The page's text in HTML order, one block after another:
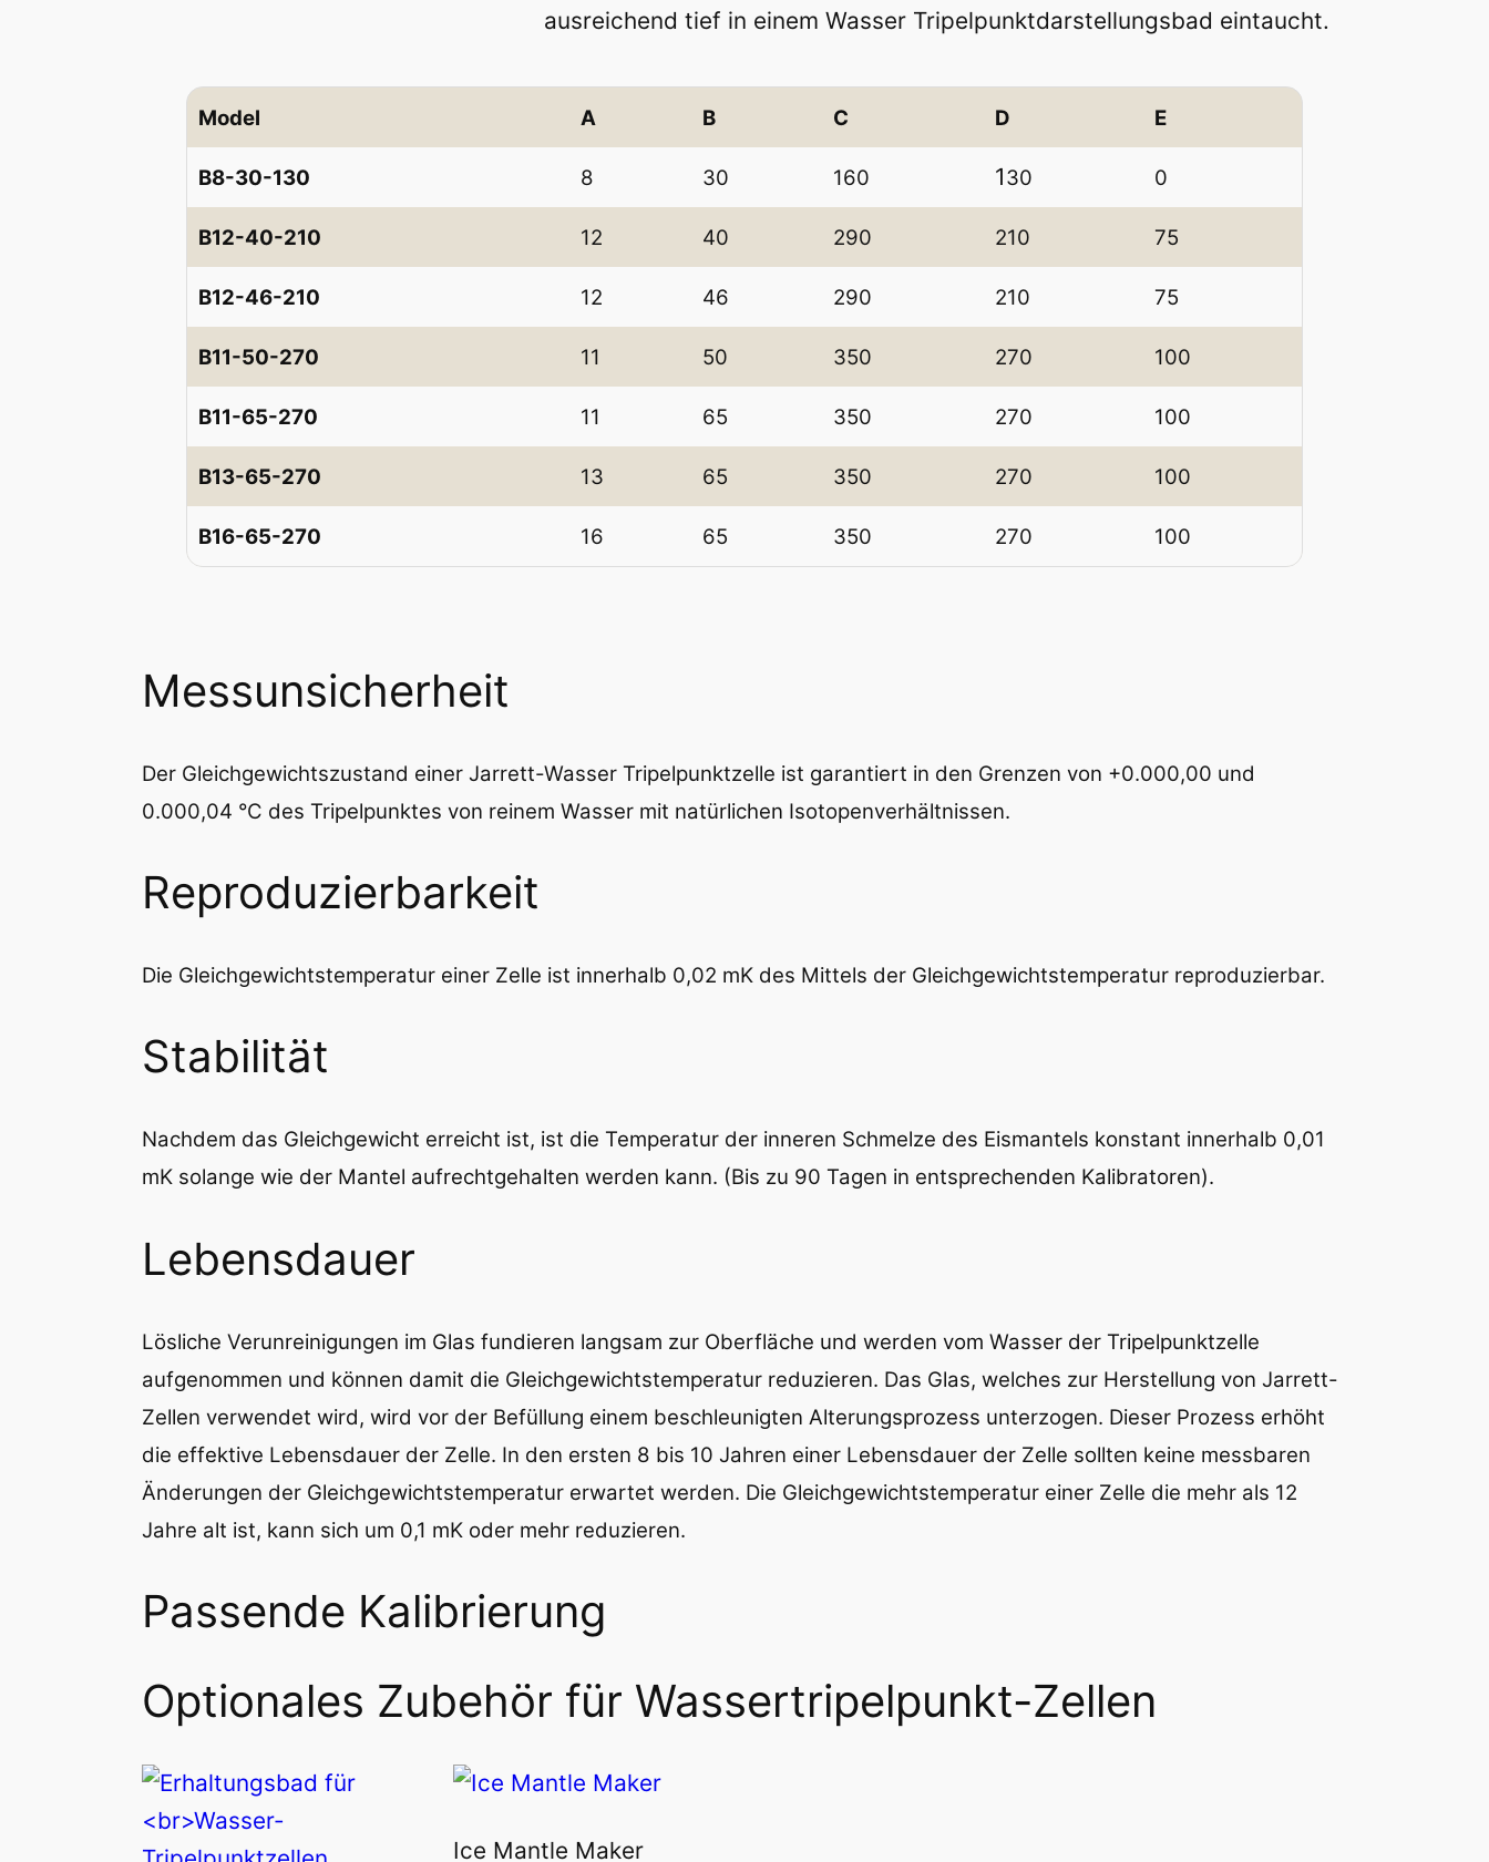
5
5
,
0
0
€
ausreichend tief in einem Wasser Tripelpunktdarstellungsbad eintaucht.
Model A B C D E
B8-30-130 8 30 160 130 0
B12-40-210 12 40 290 210 75
B12-46-210 12 46 290 210 75
B11-50-270 11 50 350 270 100
B11-65-270 11 65 350 270 100
B13-65-270 13 65 350 270 100
B16-65-270 16 65 350 270 100
Messunsicherheit
Der Gleichgewichtszustand einer Jarrett-Wasser Tripelpunktzelle ist garantiert in den Grenzen von +0.000,00 und
0.000,04 °C des Tripelpunktes von reinem Wasser mit natürlichen Isotopenverhältnissen.
Reproduzierbarkeit
Die Gleichgewichtstemperatur einer Zelle ist innerhalb 0,02 mK des Mittels der Gleichgewichtstemperatur reproduzierbar.
Stabilität
Nachdem das Gleichgewicht erreicht ist, ist die Temperatur der inneren Schmelze des Eismantels konstant innerhalb 0,01
mK solange wie der Mantel aufrechtgehalten werden kann. (Bis zu 90 Tagen in entsprechenden Kalibratoren).
Lebensdauer
Lösliche Verunreinigungen im Glas fundieren langsam zur Oberfläche und werden vom Wasser der Tripelpunktzelle
aufgenommen und können damit die Gleichgewichtstemperatur reduzieren. Das Glas, welches zur Herstellung von Jarrett-
Zellen verwendet wird, wird vor der Befüllung einem beschleunigten Alterungsprozess unterzogen. Dieser Prozess erhöht
die effektive Lebensdauer der Zelle. In den ersten 8 bis 10 Jahren einer Lebensdauer der Zelle sollten keine messbaren
Änderungen der Gleichgewichtstemperatur erwartet werden. Die Gleichgewichtstemperatur einer Zelle die mehr als 12
Jahre alt ist, kann sich um 0,1 mK oder mehr reduzieren.
Passende Kalibrierung
Optionales Zubehör für Wassertripelpunkt-Zellen
Ice Mantle Maker